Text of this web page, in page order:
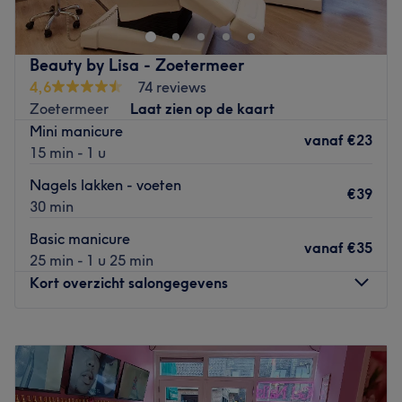
Beauty by Lisa - Zoetermeer
4,6
74 reviews
Zoetermeer
Laat zien op de kaart
Mini manicure
15 min - 1 u
vanaf €23
Nagels lakken - voeten
30 min
€39
Basic manicure
25 min - 1 u 25 min
vanaf €35
Kort overzicht salongegevens
Dinsdag
09:00–21:00
Woensdag
09:00–18:00
Donderdag
09:00– 21:00